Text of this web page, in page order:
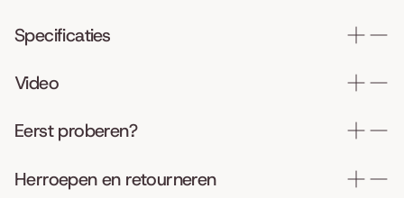
Specificaties
Video
Eerst proberen?
Herroepen en retourneren